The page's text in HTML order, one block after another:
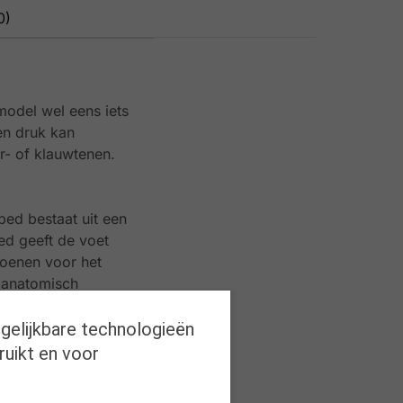
wel eens iets
druk kan
of klauwtenen.
bestaat uit een
geeft de voet
voor het
van vochtige
ervoor dat de
technologieën
en voor